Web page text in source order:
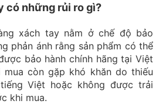
có những rủi ro gì?
xách tay nằm ở chế độ bảo
phản ánh rằng sản phẩm có thể
bảo hành chính hãng tại Việt
mua còn gặp khó khăn do thiếu
Việt hoặc không được trải
khi mua.